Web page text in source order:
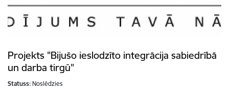
Projekts "Bijušo ieslodzīto integrācija sabiedrībā
un darba tirgū"
Statuss: Noslēdzies